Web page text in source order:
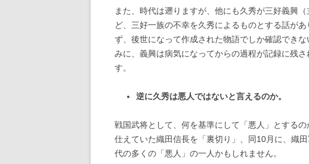
また、時代は遡りますが、他にも久秀が三好義興
ど、三好一族の不幸を久秀によるものとする話が
ず、後世になって作成された物語でしか確認でき
みに、義興は病気になってからの過程が記録に残
す。
逆に久秀は悪人ではないと言えるのか。
戦国武将として、何を基準にして「悪人」とする
仕えていた織田信長を「裏切り」、同10月に、織
代の多くの「悪人」の一人かもしれません。